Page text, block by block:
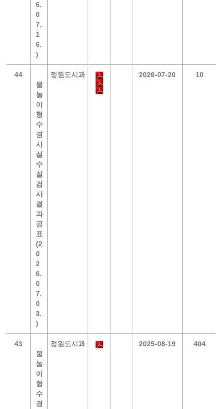
6.
0
7.
1
6.
)
44
물
놀
이
형
수
경
시
설
수
질
검
사
결
과
공
표
(2
0
2
6.
0
7.
0
3.
)
정원도시과 2026-07-20 10
43
물
놀
이
형
수
경
정원도시과 2025-08-19 404